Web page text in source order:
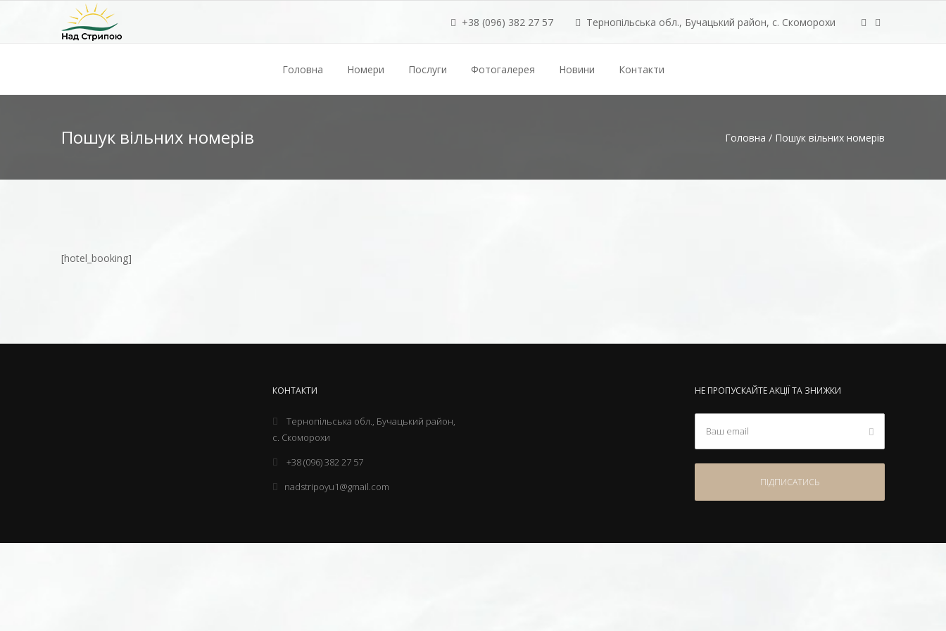
+38 (096) 382 27 57 Тернопільська обл., Бучацький район, с. Скоморохи
Головна Номери Послуги Фотогалерея Новини Контакти
Пошук вільних номерів Головна / Пошук вільних номерів
[hotel_booking]
КОНТАКТИ
Тернопільська обл., Бучацький район,
с. Скоморохи
+38 (096) 382 27 57
nadstripoyu1@gmail.com
НЕ ПРОПУСКАЙТЕ АКЦІЇ ТА ЗНИЖКИ